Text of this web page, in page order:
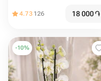
4.73 126 18 000֏
-10%